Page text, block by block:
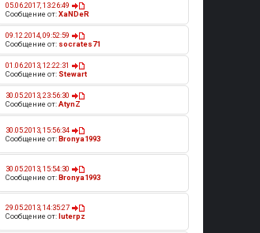
05.06.2017, 13:26:49
Сообщение от:XaNDeR
09.12.2014, 09:52:59
Сообщение от: socrates71
01.06.2013, 12:22:31
Сообщение от: Stewart
30.05.2013, 23:56:30
Сообщение от:AtynZ
30.05.2013, 15:56:34
Сообщение от:Bronya1993
30.05.2013, 15:54:30
Сообщение от:Bronya1993
29.05.2013, 14:35:27
Сообщение от:luterpz